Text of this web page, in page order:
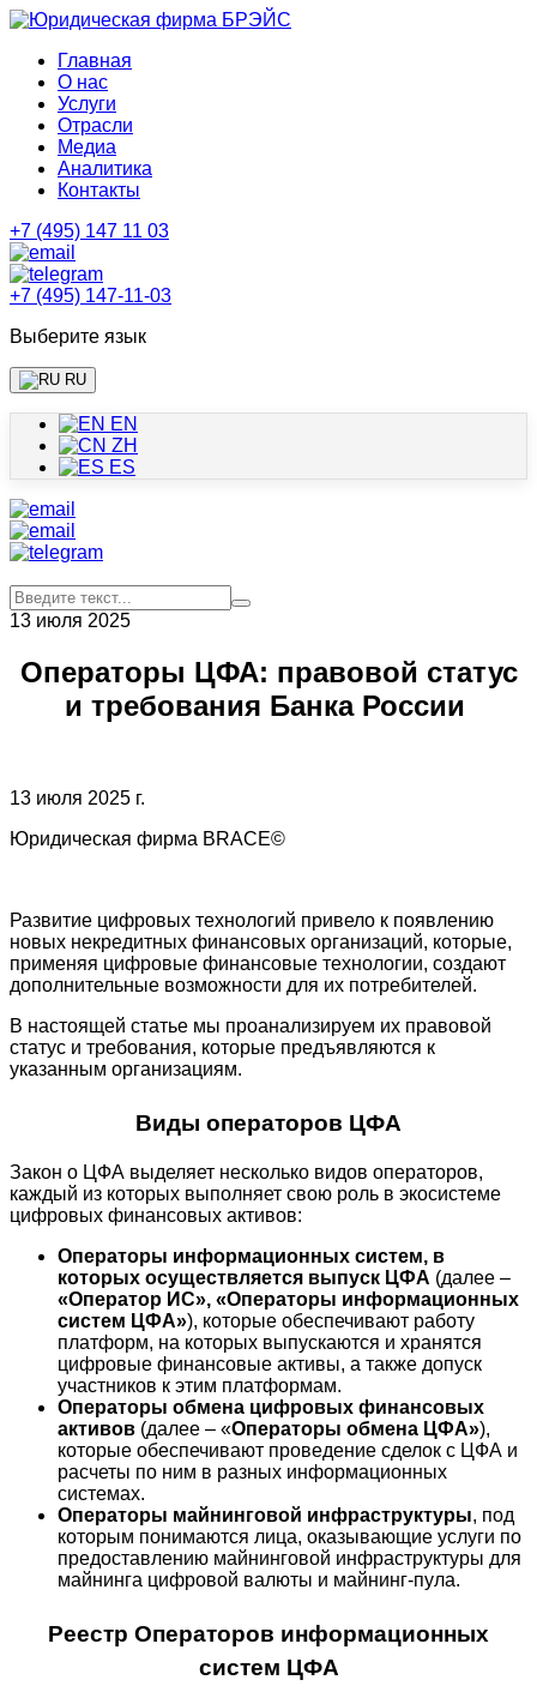
Главная
О нас
Услуги
Отрасли
Медиа
Аналитика
Контакты
+7 (495) 147 11 03
+7 (495) 147-11-03
Выберите язык
RU
EN
ZH
ES
13 июля 2025
Операторы ЦФА: правовой статус
и требования Банка России
13 июля 2025 г.
Юридическая фирма BRACE©
Развитие цифровых технологий привело к появлению
новых некредитных финансовых организаций, которые,
применяя цифровые финансовые технологии, создают
дополнительные возможности для их потребителей.
В настоящей статье мы проанализируем их правовой
статус и требования, которые предъявляются к
указанным организациям.
Виды операторов ЦФА
Закон о ЦФА выделяет несколько видов операторов,
каждый из которых выполняет свою роль в экосистеме
цифровых финансовых активов:
Операторы информационных систем, в
которых осуществляется выпуск ЦФА (далее –
«Оператор ИС», «Операторы информационных
систем ЦФА»), которые обеспечивают работу
платформ, на которых выпускаются и хранятся
цифровые финансовые активы, а также допуск
участников к этим платформам.
Операторы обмена цифровых финансовых
активов (далее – «Операторы обмена ЦФА»),
которые обеспечивают проведение сделок с ЦФА и
расчеты по ним в разных информационных
системах.
Операторы майнинговой инфраструктуры, под
которым понимаются лица, оказывающие услуги по
предоставлению майнинговой инфраструктуры для
майнинга цифровой валюты и майнинг-пула.
Реестр Операторов информационных
систем ЦФА